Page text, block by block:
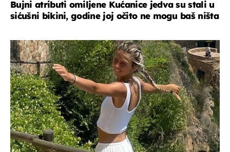
Bujni atributi omiljene Kućanice jedva su stali u
sićušni bikini, godine joj očito ne mogu baš ništa